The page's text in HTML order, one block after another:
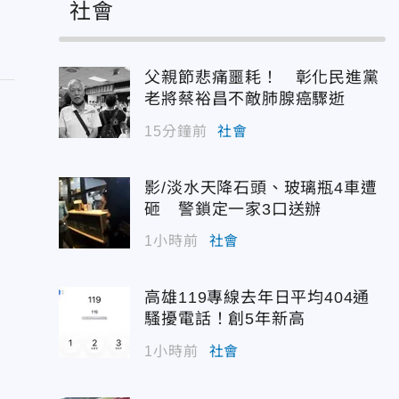
社會
父親節悲痛噩耗！ 彰化民進黨
老將蔡裕昌不敵肺腺癌驟逝
15分鐘前 社會
影/淡水天降石頭、玻璃瓶4車遭
砸 警鎖定一家3口送辦
1小時前 社會
高雄119專線去年日平均404通
騷擾電話！創5年新高
1小時前 社會